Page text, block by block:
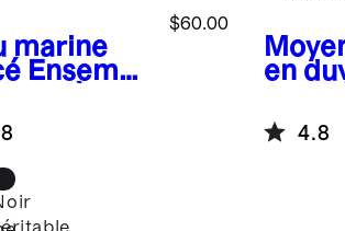
marine
Ensembl
en
de
$60.00
en
qualité
4.8